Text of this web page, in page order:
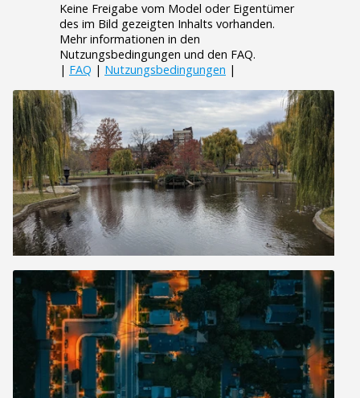
Keine Freigabe vom Model oder Eigentümer
des im Bild gezeigten Inhalts vorhanden.
Mehr informationen in den
Nutzungsbedingungen und den FAQ.
| FAQ | Nutzungsbedingungen |